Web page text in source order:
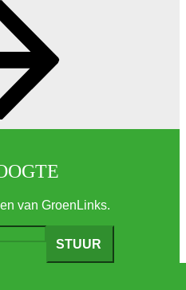
van GroenLinks.